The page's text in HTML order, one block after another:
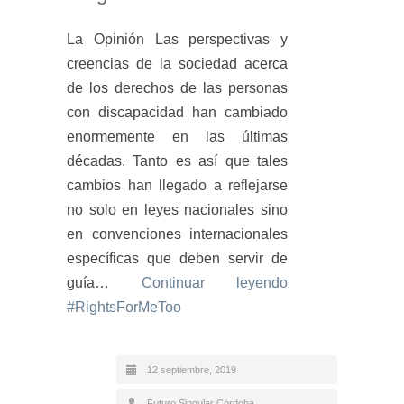
La Opinión Las perspectivas y
creencias de la sociedad acerca
de los derechos de las personas
con discapacidad han cambiado
enormemente en las últimas
décadas. Tanto es así que tales
cambios han llegado a reflejarse
no solo en leyes nacionales sino
en convenciones internacionales
específicas que deben servir de
guía… Continuar leyendo
#RightsForMeToo
12 septiembre, 2019